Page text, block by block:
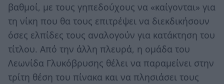
βαθμοί, με τους γηπεδούχους να «καίγονται» για
τη νίκη που θα τους επιτρέψει να διεκδικήσουν
όσες ελπίδες τους αναλογούν για κατάκτηση του
τίτλου. Από την άλλη πλευρά, η ομάδα του
Λεωνίδα Γλυκόβρυσης θέλει να παραμείνει στην
τρίτη θέση του πίνακα και να πλησιάσει τους